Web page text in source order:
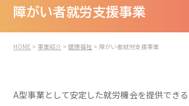
障がい者就労支援事業
HOME > 事業紹介 >健康福祉 > 障がい者就労支援事業
A型事業として安定した就労機会を提供できる